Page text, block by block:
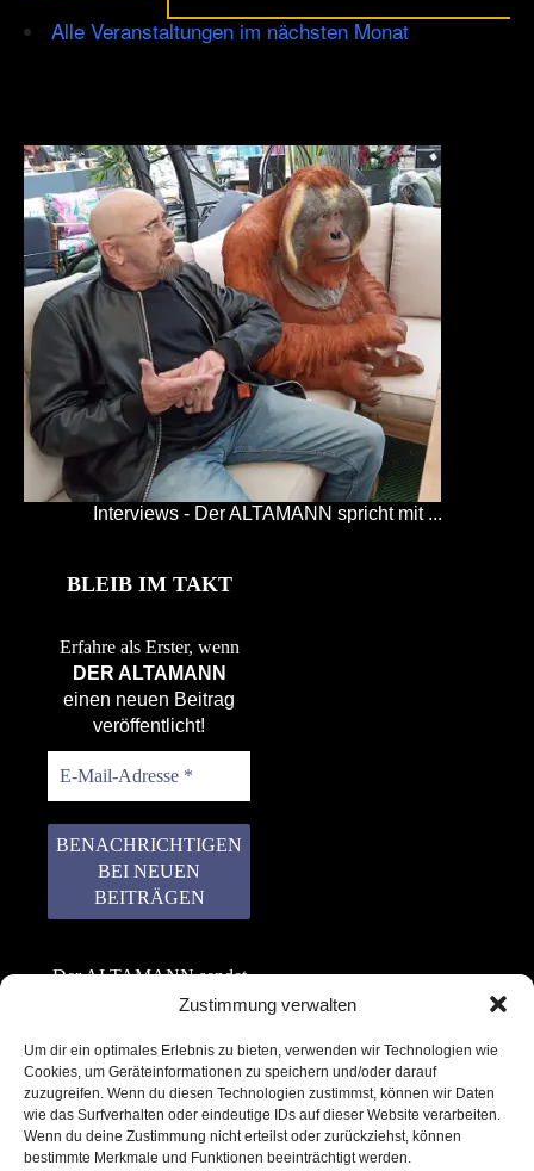
Zustimmung verwalten
Um dir ein optimales Erlebnis zu bieten, verwenden wir Technologien wie
Cookies, um Geräteinformationen zu speichern und/oder darauf
zuzugreifen. Wenn du diesen Technologien zustimmst, können wir Daten
wie das Surfverhalten oder eindeutige IDs auf dieser Website verarbeiten.
Wenn du deine Zustimmung nicht erteilst oder zurückziehst, können
bestimmte Merkmale und Funktionen beeinträchtigt werden.
Alle Veranstaltungen im nächsten Monat
Interviews - Der ALTAMANN spricht mit ...
BLEIB IM TAKT
Erfahre als Erster, wenn
DER ALTAMANN
einen neuen Beitrag
veröffentlicht!
Der ALTAMANN sendet
keinen Spam! Er gibt
weiter. Erfahre mehr in
unserer
Datenschutzerklärung.